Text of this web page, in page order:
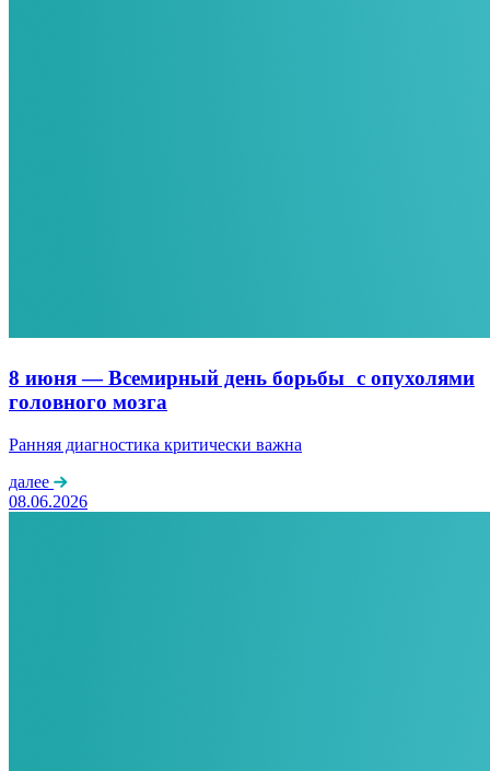
8 июня — Всемирный день борьбы с опухолями
головного мозга
Ранняя диагностика критически важна
далее
08.06.2026